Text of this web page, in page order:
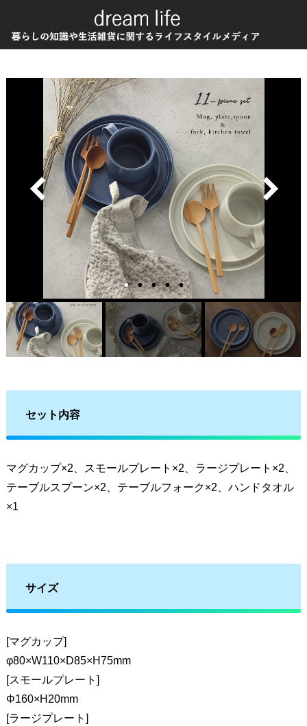
セット内容
マグカップ×2、スモールプレート×2、ラージプレート×2、
テーブルスプーン×2、テーブルフォーク×2、ハンドタオル
×1
サイズ
[マグカップ]
φ80×W110×D85×H75mm
[スモールプレート]
Φ160×H20mm
[ラージプレート]